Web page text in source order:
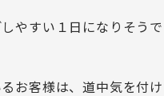
やすい１日になりそうで
お客様は、道中気を付